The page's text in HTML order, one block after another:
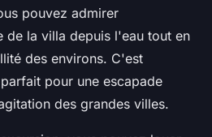
pouvez admirer
de la villa depuis l'eau tout en
des environs. C'est
pour une escapade
des grandes villes.